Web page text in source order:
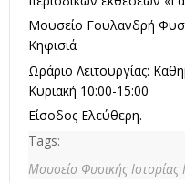
Μουσείο Γουλανδρή
Κηφισιά
Ωράριο Λειτουργίας:
Κυριακή 10:00-15:00
Είσοδος Ελεύθερη.
Tags:
Μουσείο Φυσικής